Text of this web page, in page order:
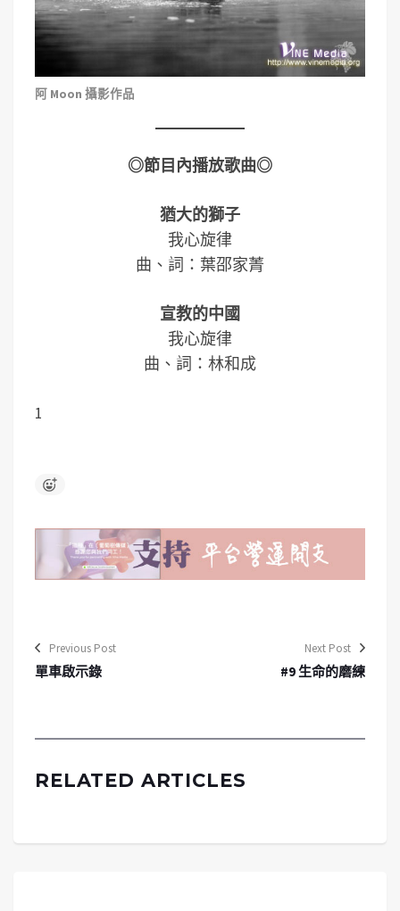
阿 Moon 攝影作品
◎節目內播放歌曲◎
猶大的獅子
我心旋律
​曲、詞：葉邵家菁​
宣教的中國
我心旋律
​曲、詞：林和成
1
Previous Post
單車啟示錄
Next Post
#9 生命的磨練
RELATED ARTICLES